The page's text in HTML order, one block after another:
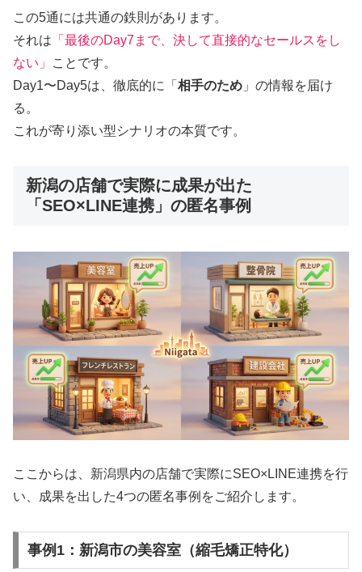
この5通には共通の鉄則があります。
それは 「最後のDay7まで、決して直接的なセールスをし
ない」
ことです。
Day1〜Day5は、徹底的に「 相手のため 」の情報を届け
る。
これが寄り添い型シナリオの本質です。
新潟の店舗で実際に成果が出た
「SEO×LINE連携」の匿名事例
ここからは、新潟県内の店舗で実際にSEO×LINE連携を行
い、成果を出した4つの匿名事例をご紹介します。
事例1：新潟市の美容室（縮毛矯正特化）